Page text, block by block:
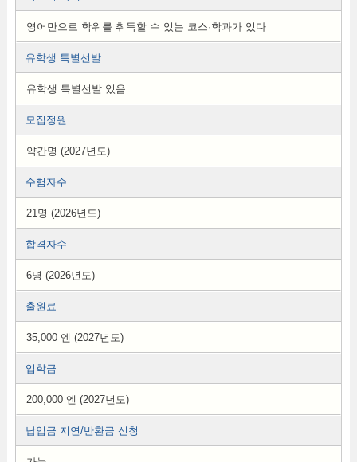
영어만으로 학위를 취득할 수 있는 코스·학과가 있다
유학생 특별선발
유학생 특별선발 있음
모집정원
약간명 (2027년도)
수험자수
21명 (2026년도)
합격자수
6명 (2026년도)
출원료
35,000 엔 (2027년도)
입학금
200,000 엔 (2027년도)
납입금 지연/반환금 신청